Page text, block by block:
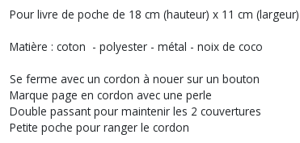
Pour livre de poche de 18 cm (hauteur) x 11 cm
Matière : coton - polyester - métal - noix de coco
Se ferme avec un cordon à nouer sur un bouton
Marque page en cordon avec une perle
Double passant pour maintenir les 2 couvertures
Petite poche pour ranger le cordon